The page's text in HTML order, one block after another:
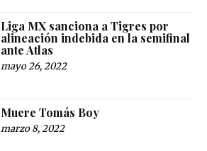
Liga MX sanciona a Tigres por
alineación indebida en la semifinal
ante Atlas
mayo 26, 2022
Muere Tomás Boy
marzo 8, 2022